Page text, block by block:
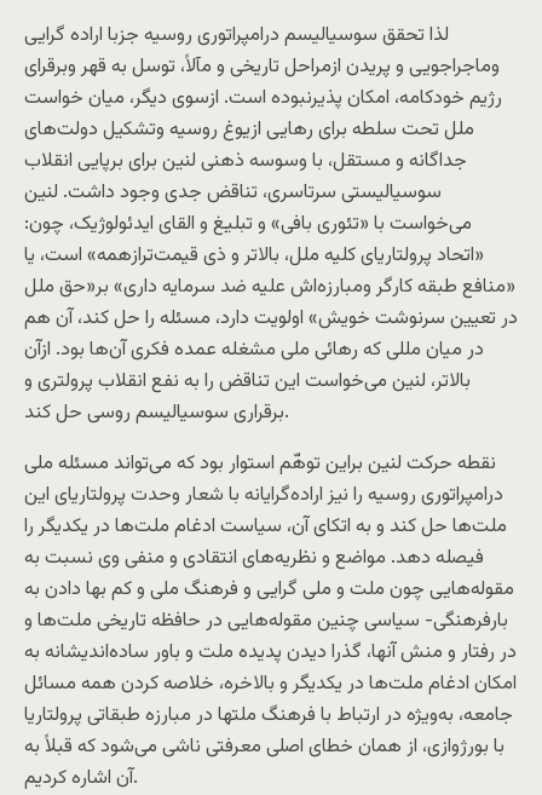
لذا تحقق سوسياليسم درامپراتوری روسيه جزبا اراده گرايی
وماجراجویی و پريدن ازمراحل تاريخی و مآلاً، توسل به قهر وبرقرای
رژیم خودکامه، امکان پذيرنبوده است. ازسوی ديگر، ميان خواست
ملل تحت سلطه برای رهايی ازيوغ روسيه وتشکيل دولت‌های
جداگانه و مستقل، با وسوسه ذهنی لنين برای برپايی انقلاب
سوسياليستی سرتاسری، تناقض جدی وجود داشت. لنين
می‌خواست با «تئوری بافی» و تبليغ و القای ايدئولوژيک، چون:
«اتحاد پرولتاريای کليه ملل، بالاتر و ذی قيمت‌ترازهمه» است، يا
«منافع طبقه کارگر ومبارزه‌اش علیه ضد سرمايه داری» بر«حق ملل
در تعيين سرنوشت خويش» اولويت دارد، مسئله را حل کند، آن هم
در ميان مللی که رهائی ملی مشغله عمده فکری آن‌ها بود. ازآن
بالاتر، لنین می‌خواست اين تناقض را به نفع انقلاب پرولتری و
برقراری سوسياليسم روسی حل کند.
نقطه حرکت لنين براين توهّم استوار بود که می‌تواند مسئله ملی
درامپراتوری روسیه را نیز اراده‌گرايانه با شعار وحدت پرولتاريای اين
ملت‌ها حل کند و به اتکای آن، سياست ادغام ملت‌ها در يکديگر را
فيصله دهد. مواضع و نظريه‌های انتقادی و منفی وی نسبت به
مقوله‌هايی چون ملت و ملی گرايی و فرهنگ ملی و کم بها دادن به
بارفرهنگی- سياسی چنين مقوله‌هايی در حافظه تاريخی ملت‌ها و
در رفتار و منش آنها، گذرا ديدن پديده ملت و باور ساده‌انديشانه به
امکان ادغام ملت‌ها در یکدیگر و بالاخره، خلاصه کردن همه مسائل
جامعه، به‌ويژه در ارتباط با فرهنگ ملتها در مبارزه طبقاتی پرولتاريا
با بورژوازی، از همان خطای اصلی معرفتی ناشی می‌شود که قبلاً به
آن اشاره کرديم.